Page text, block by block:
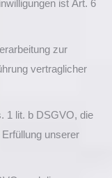
ist Art. 6
zur
vertraglicher
1 lit. b DSGVO, die
unserer